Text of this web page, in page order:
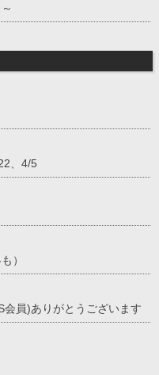
、4/5
）
員)ありがとうございます